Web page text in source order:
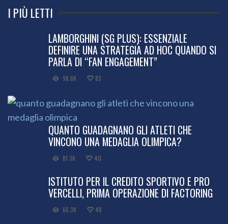
I PIÙ LETTI
LAMBORGHINI (SG PLUS): ESSENZIALE
DEFINIRE UNA STRATEGIA AD HOC QUANDO SI
PARLA DI “FAN ENGAGEMENT”
98.6K 83
QUANTO GUADAGNANO GLI ATLETI CHE
VINCONO UNA MEDAGLIA OLIMPICA?
81.3K 40
ISTITUTO PER IL CREDITO SPORTIVO E PRO
VERCELLI, PRIMA OPERAZIONE DI FACTORING
66.3K 48